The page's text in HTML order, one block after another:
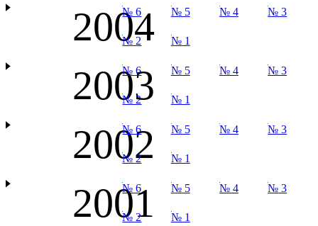
2004
№ 6 № 5 № 4 № 3
№ 2 № 1
2003
№ 6 № 5 № 4 № 3
№ 2 № 1
2002
№ 6 № 5 № 4 № 3
№ 2 № 1
2001
№ 6 № 5 № 4 № 3
№ 2 № 1